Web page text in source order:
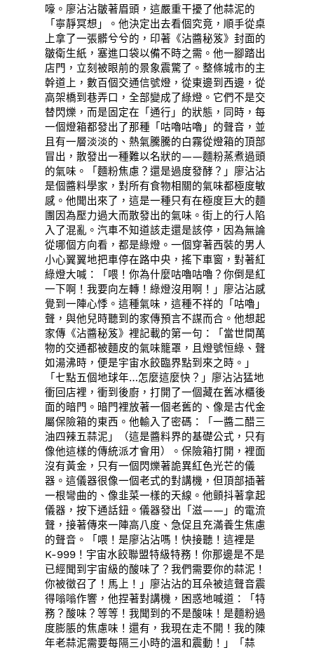
嚎。廖沾沾皺著眉頭，這嚴重干擾了他蒜泥的
「寧靜冥想」。他決定出去看個究竟，順手從桌
上拿了一張髒兮兮的，印著《沾醬秘笈》封面的
皺衛生紙，塞進口袋以備不時之需。他一腳踏出
店門，立刻被眼前的景象震驚了。整條城市的主
幹道上，數百個交通信號燈，從東邊到西邊，從
高架橋到巷弄口，全部變成了綠燈。它們不是交
替閃爍，而是固定在「通行」的狀態，同時，每
一個燈箱都發出了那種「咕嚕咕嚕」的聲音，並
且有一層淡淡的、熱氣騰騰的白霧從燈箱的頂部
冒出，散發出一種難以名狀的——麵粉蒸煮過頭
的氣味。「麵粉焦慮？還是過度發酵？」廖沾沾
是個醬料學家，對所有食物相關的氣味都極度敏
感。他聞出來了，這是一種只有在極度巨大的麵
團因為壓力過大而散發出的氣味。街上的行人陷
入了混亂。汽車不知道該走還是該停，因為無論
從哪個方向看，都是綠燈。一個穿著西裝的男人
小心翼翼地把車停在路中央，搖下車窗，對著紅
綠燈大喊：「喂！你為什麼咕嚕咕嚕？你倒是紅
一下啊！我要向左轉！綠燈沒用啊！」廖沾沾感
覺到一陣心悸。這種氣味，這種不祥的「咕嚕」
聲，與他兒時聽到的家傳預言不謀而合。他想起
家傳《沾醬秘笈》裡記載的第一句：「當世間萬
物的交通都被麵皮的氣味籠罩，且燈號恒綠、聲
如湯沸時，便是宇宙水餃臨界點到來之時。」
「七點五個地球年…怎麼這麼快？」廖沾沾猛地
衝回店裡，衝到後廚，打開了一個藏在舊冰櫃後
面的暗門。暗門裡放著一個老舊的、像是古代金
屬保險箱的東西。他輸入了密碼：「一醬二醋三
油四辣五蒜泥」（這是醬料界的基礎公式，只有
像他這樣的傳統派才會用）。保險箱打開，裡面
沒有黃金，只有一個閃爍著詭異紅色光芒的儀
器。這儀器很像一個老式的對講機，但頂部插著
一根彎曲的、像韭菜一樣的天線。他顫抖著拿起
儀器，按下通話鈕。儀器發出「滋——」的電流
聲，接著傳來一陣高八度、急促且充滿養生焦慮
的聲音。「喂！是廖沾沾嗎！快接聽！這裡是
K-999！宇宙水餃聯盟特級特務！你那邊是不是
已經聞到宇宙級的酸味了？我們需要你的蒜泥！
你被徵召了！馬上！」廖沾沾的耳朵被這聲音震
得嗡嗡作響，他捏著對講機，困惑地喊道：「特
務？酸味？等等！我聞到的不是酸味！是麵粉過
度膨脹的焦慮味！還有，我現在走不開！我的陳
年老蒜泥需要每隔三小時的溫和震動！」「蒜